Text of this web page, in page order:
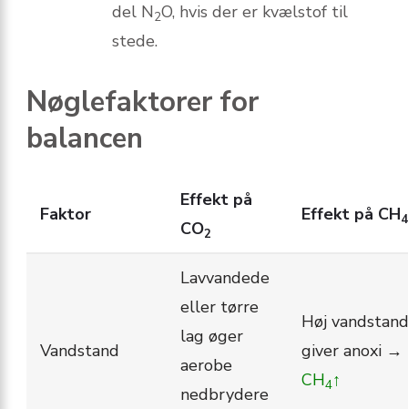
del N2O, hvis der er kvælstof til
stede.
Nøgle­faktorer for
balancen
Faktor
Effekt på
CO2
Effekt på CH4
Vandstand
Lavvandede
eller tørre
lag øger
aerobe
nedbrydere
Høj vandstand
giver anoxi →
CH4↑